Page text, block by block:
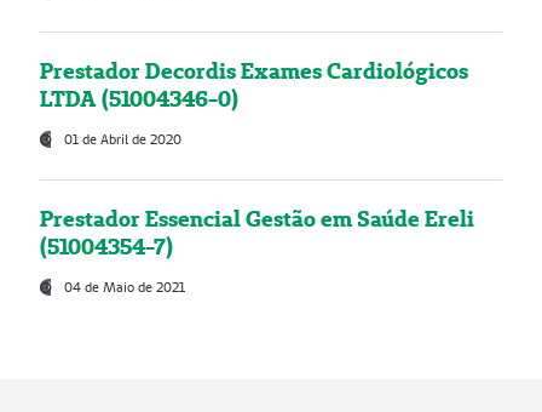
Prestador Decordis Exames Cardiológicos
LTDA (51004346-0)
01 de Abril de 2020
Prestador Essencial Gestão em Saúde Ereli
(51004354-7)
04 de Maio de 2021